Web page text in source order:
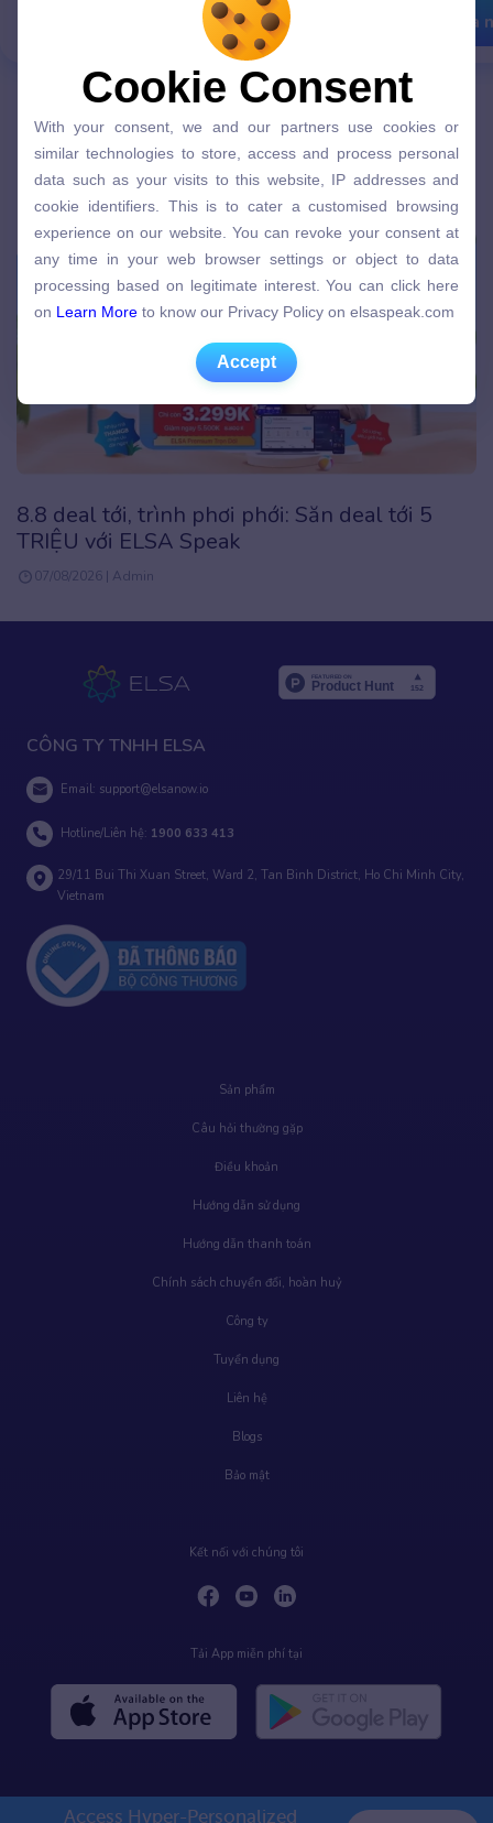
Mua
BÀI VIẾT LIÊN QUAN
8.8 deal tới, trình phơi phới: Săn deal tới 5
TRIỆU với ELSA Speak
07/08/2026 | Admin
CÔNG TY TNHH ELSA
Email: support@elsanow.io
Hotline/Liên hệ: 1900 633 413
29/11 Bui Thi Xuan Street, Ward 2, Tan Binh District, Ho Chi Minh City,
Vietnam
Sản phẩm
Câu hỏi thường gặp
Điều khoản
Hướng dẫn sử dụng
Hướng dẫn thanh toán
Chính sách chuyển đổi, hoàn huỷ
Công ty
Tuyển dụng
Liên hệ
Blogs
Bảo mật
Kết nối với chúng tôi
Tải App miễn phí tại
Cookie Consent
similar technologies to store, access and process personal
data such as your visits to this website, IP addresses and
cookie identifiers. This is to cater a customised browsing
experience on our website. You can revoke your consent at
any time in your web browser settings or object to data
processing based on legitimate interest. You can click here
on
Learn More to know our Privacy Policy on elsaspeak.com
Accept
Cookie Consent
With your consent, we and our partners use cookies or
similar technologies to store, access and process personal
data such as your visits to this website, IP addresses and
cookie identifiers. This is to cater a customised browsing
experience on our website. You can revoke your consent at
any time in your web browser settings or object to data
processing based on legitimate interest. You can click here
on Learn More to know our Privacy Policy on elsaspeak.com
Accept
Access Hyper-Personalized